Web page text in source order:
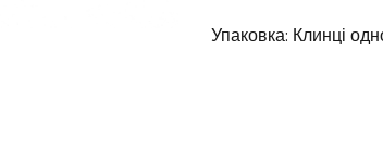
Упаковка: Клинці